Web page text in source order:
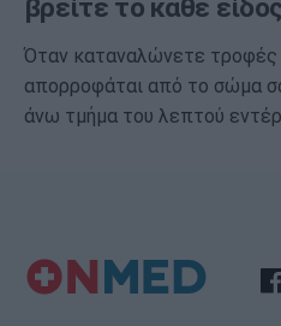
βρείτε το κάθε είδος
Όταν καταναλώνετε τροφές
απορροφάται από το σώμα
άνω τμήμα του λεπτού